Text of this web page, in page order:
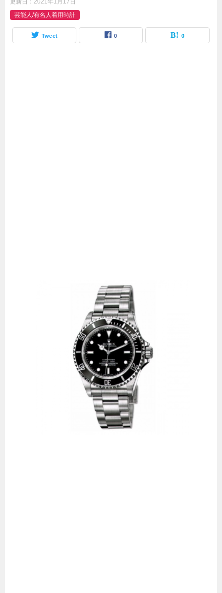
更新日： 2021年1月17日
芸能人/有名人着用時計
Tweet 0 0